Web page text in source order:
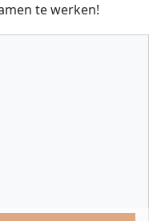
te werken!